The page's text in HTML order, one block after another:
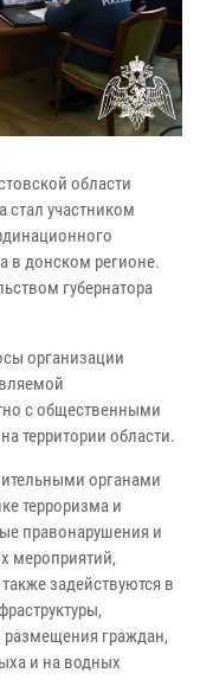
области
участником
в донском регионе.
губернатора
организации
с общественными
территории области.
органами
терроризма и
правонарушения и
мероприятий,
задействуются в
размещения граждан,
и на водных